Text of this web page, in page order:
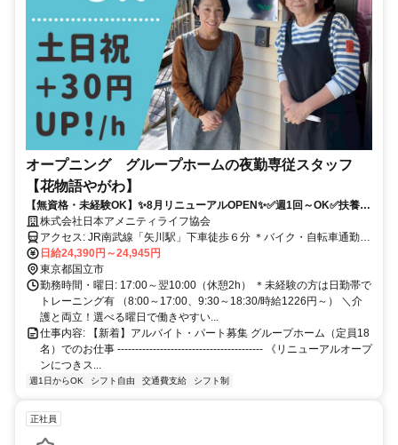
オープニング グループホームの夜勤専従スタッフ
【花物語やがわ】
【無資格・未経験OK】✨8月リニューアルOPEN✨✅週1回～OK✅扶養内
OK✅資格取得支援あり（規定）
株式会社日本アメニティライフ協会
アクセス: JR南武線「矢川駅」下車徒歩６分 ＊バイク・自転車通勤
OK ※車通勤要相談
日給24,390円～24,945円
東京都国立市
勤務時間・曜日: 17:00～翌10:00（休憩2h） ＊未経験の方は日勤帯で
トレーニング有 （8:00～17:00、9:30～18:30/時給1226円～） ＼介
護と両立！選べる曜日で働きやすい...
仕事内容: 【新着】アルバイト・パート募集 グループホーム（定員18
名）でのお仕事 ----------------------------------------- 《リニューアルオープ
ンにつきス...
週1日からOK シフト自由 交通費支給 シフト制
正社員